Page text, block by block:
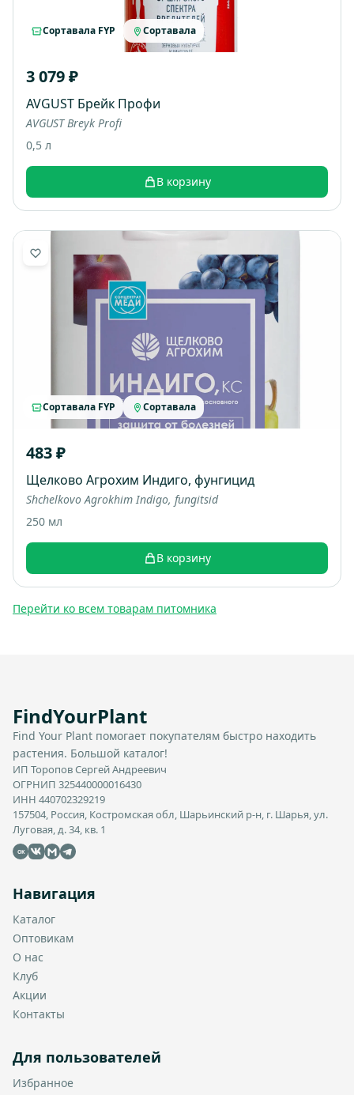
Сортавала FYP Сортавала
3 079 ₽
AVGUST Брейк Профи
AVGUST Breyk Profi
0,5 л
В корзину
Сортавала FYP Сортавала
483 ₽
Щелково Агрохим Индиго, фунгицид
Shchelkovo Agrokhim Indigo, fungitsid
250 мл
В корзину
Перейти ко всем товарам питомника
FindYourPlant
Find Your Plant помогает покупателям быстро находить
растения. Большой каталог!
ИП Торопов Сергей Андреевич
ОГРНИП 325440000016430
ИНН 440702329219
157504, Россия, Костромская обл, Шарьинский р-н, г. Шарья, ул.
Луговая, д. 34, кв. 1
OK
Навигация
Каталог
Оптовикам
О нас
Клуб
Акции
Контакты
Для пользователей
Избранное